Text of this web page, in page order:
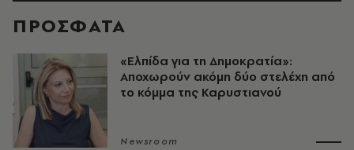
ΠΡΟΣΦΑΤΑ
«Ελπίδα για τη Δημοκρατία»:
Αποχωρούν ακόμη δύο στελέχη από
το κόμμα της Καρυστιανού
Newsroom